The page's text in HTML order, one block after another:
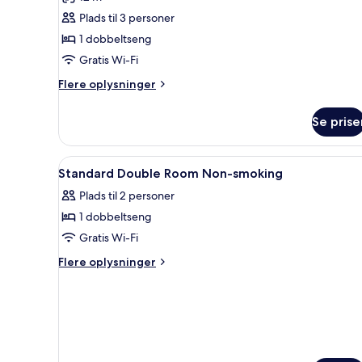
Superior-
enkeltværelse
-
ikke-
ryger
Plads til 3 personer
1 dobbeltseng
Gratis Wi-Fi
Flere oplysninger
Flere
enkeltværelse
ikke-
Se
Indlæs
alle
billeder
af
Standard
Double
Et moderne hotelværelse
1
Standard Double Room Non-smoking
Plads til 2 personer
1 dobbeltseng
Gratis Wi-Fi
Flere oplysninger
Flere